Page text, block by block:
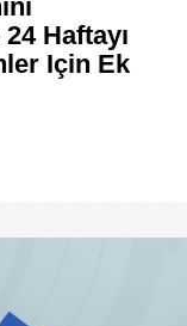
Haftayı
Için Ek